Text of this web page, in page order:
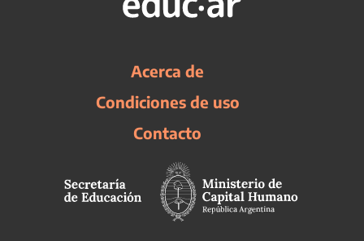
Acerca de
Condiciones de uso
Contacto